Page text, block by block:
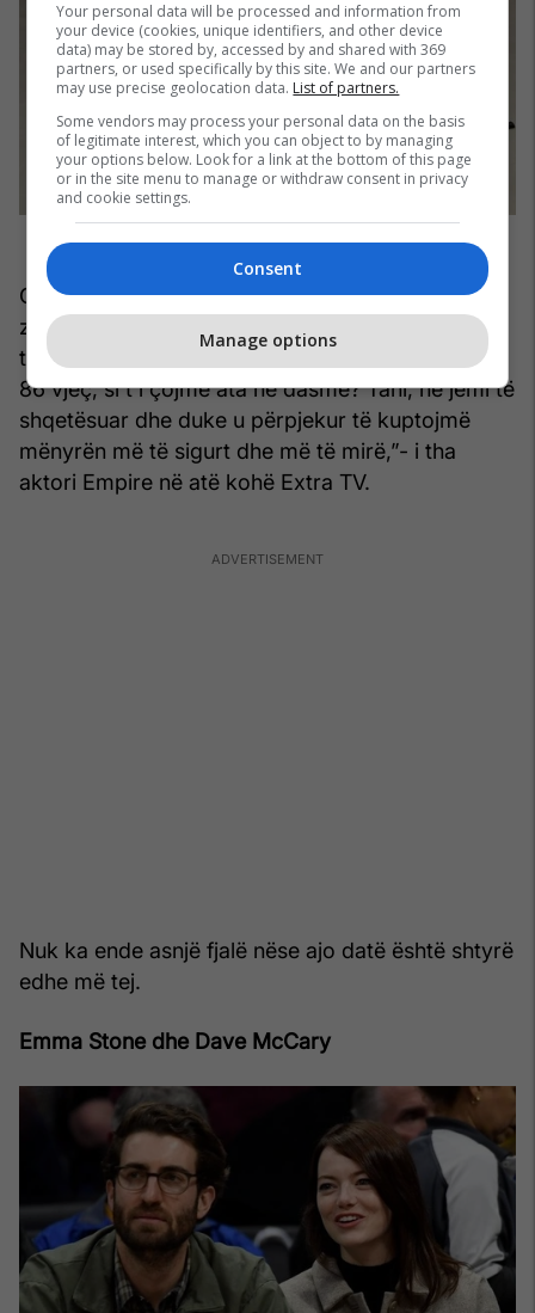
Që nga 31 marsi, Taraji P. Henson e kishte
zhvendosur dasmën deri në korrik. "Gjyshërit
tanë, gjyshja ime do të mbushë 96 vjeç, ndërsa ai
86 vjeç, si t'i çojmë ata në dasmë? Tani, ne jemi të
shqetësuar dhe duke u përpjekur të kuptojmë
mënyrën më të sigurt dhe më të mirë,”- i tha
aktori Empire në atë kohë Extra TV.
Nuk ka ende asnjë fjalë nëse ajo datë është shtyrë
edhe më tej.
Emma Stone dhe Dave McCary
Your personal data will be processed and information from
your device (cookies, unique identifiers, and other device
data) may be stored by, accessed by and shared with 369
partners, or used specifically by this site. We and our partners
may use precise geolocation data. List of partners.
Some vendors may process your personal data on the basis
of legitimate interest, which you can object to by managing
your options below. Look for a link at the bottom of this page
or in the site menu to manage or withdraw consent in privacy
and cookie settings.
Consent
Manage options